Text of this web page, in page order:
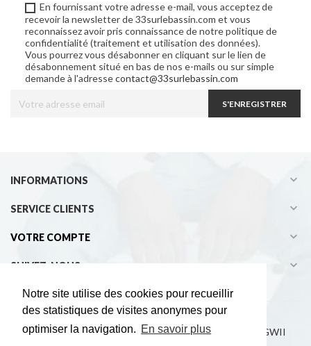
Notre site utilise des cookies pour recueillir
des statistiques de visites anonymes pour
optimiser la navigation. En savoir plus
En fournissant votre adresse e-mail, vous acceptez de
recevoir la newsletter de 33surlebassin.com et vous
reconnaissez avoir pris connaissance de notre politique de
confidentialité (traitement et utilisation des données).
Vous pourrez vous désabonner en cliquant sur le lien de
désabonnement situé en bas de nos e-mails ou sur simple
demande à l'adressecontact@33surlebassin.com
S'ENREGISTRER
INFORMATIONS 
SERVICE CLIENTS 
VOTRE COMPTE 
SUIVEZ-NOUS 
Copyright © 2021 33° sur le bassin - Développement EGWII